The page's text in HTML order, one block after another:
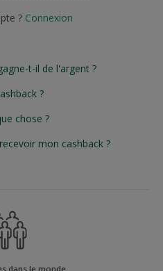
? Connexion
t-il de l'argent ?
?
chose ?
mon cashback ?
dans le monde